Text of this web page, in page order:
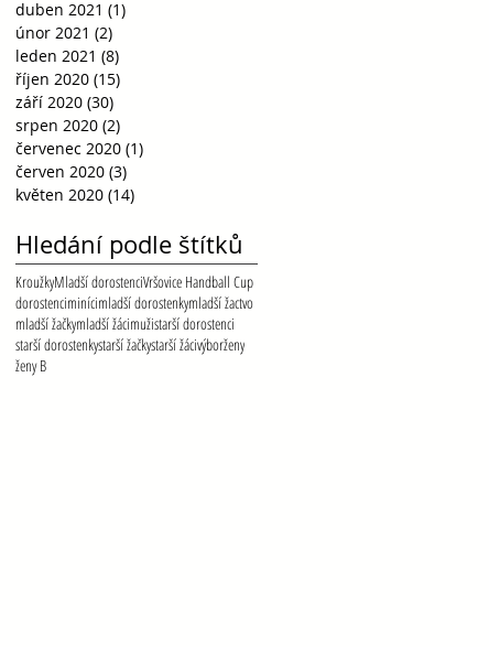
duben 2021 (1)
únor 2021 (2)
leden 2021 (8)
říjen 2020 (15)
září 2020 (30)
srpen 2020 (2)
červenec 2020 (1)
červen 2020 (3)
květen 2020 (14)
Hledání podle štítků
KroužkyMladší dorostenciVršovice Handball Cup
dorostenciminícimladší dorostenkymladší žactvo
mladší žačkymladší žácimužistarší dorostenci
starší dorostenkystarší žačkystarší žácivýborženy
ženy B